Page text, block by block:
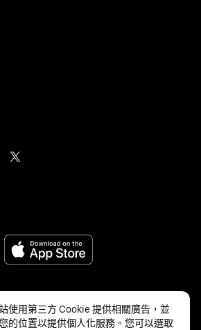
Inc.
使用第三方 Cookie 提供相關廣告，並
的位置以提供個人化服務。您可以選取